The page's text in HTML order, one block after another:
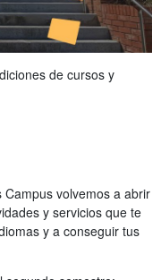
de cursos y
Campus volvemos a abrir
y servicios que te
y a conseguir tus